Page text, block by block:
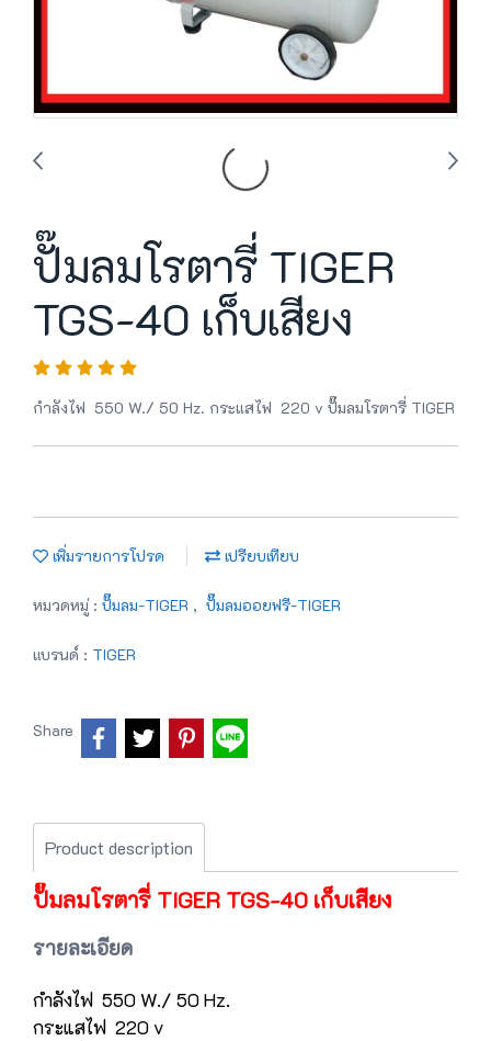
ปั๊มลมโรตารี่ TIGER
TGS-40 เก็บเสียง
กำลังไฟ 550 W./ 50 Hz. กระแสไฟ 220 v ปั๊มลมโรตารี่ TIGER
เพิ่มรายการโปรด เปรียบเทียบ
หมวดหมู่ : ปั๊มลม-TIGER , ปั๊มลมออยฟรี-TIGER
แบรนด์ : TIGER
Share
Product description
ปั๊มลมโรตารี่ TIGER TGS-40 เก็บเสียง
รายละเอียด
กำลังไฟ 550 W./ 50 Hz.
กระแสไฟ 220 v